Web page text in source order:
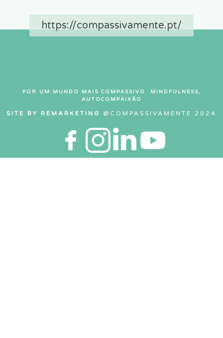
https://compassivamente.pt/
POR UM MUNDO MAIS COMPASSIVO. MINDFULNESS,
AUTOCOMPAIXÃO
SITE BY REMARKETING @COMPASSIVAMENTE 2024